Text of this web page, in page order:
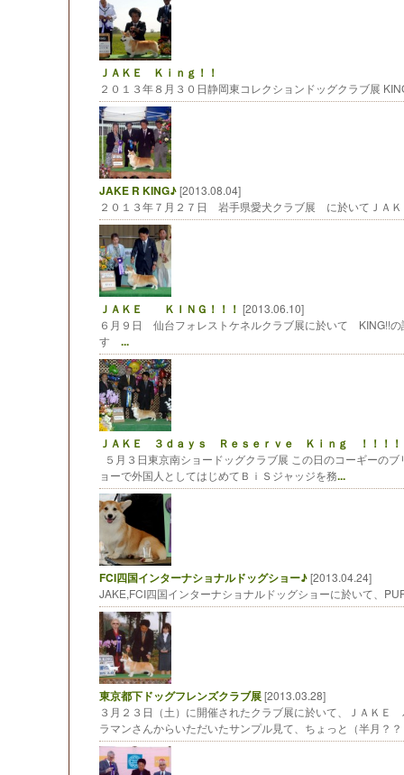
ＪＡＫＥ Ｋｉｎｇ！！
２０１３年８月３０日静岡東コレクションドッグクラブ展
JAKE R KING♪[2013.08.04]
２０１３年７月２７日 岩手県愛犬クラブ展 に於いてＪ
ＪＡＫＥ ＫＩＮＧ！！！ [2013.06.10]
６月９日 仙台フォレストケネルクラブ展に於いて KING!!
す ...
ＪＡＫＥ ３ｄａｙｓ Ｒｅｓｅｒｖｅ Ｋｉｎｇ ！！！！
５月３日東京南ショードッグクラブ展 この日のコーギーの
ョーで外国人としてはじめてＢｉＳジャッジを務...
FCI四国インターナショナルドッグショー♪[2013.04.24]
JAKE,FCI四国インターナショナルドッグショーに於いて、
東京都下ドッグフレンズクラブ展[2013.03.28]
３月２３日（土）に開催されたクラブ展に於いて、ＪＡＫ
ラマンさんからいただいたサンプル見て、ちょっと（半月？